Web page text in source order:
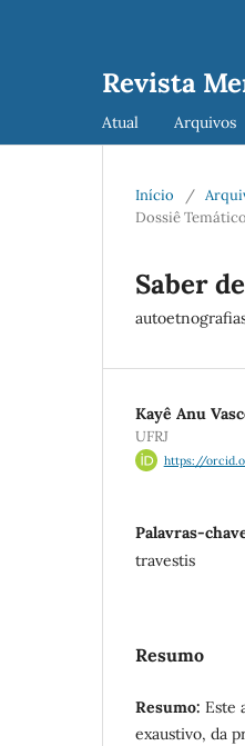
Revista
Atual Arquivos
Início /
Dossiê
Saber
Kayê Anu
UFRJ
https://
Palavras-
travestis
Resumo
Resumo: Este
exaustivo, da